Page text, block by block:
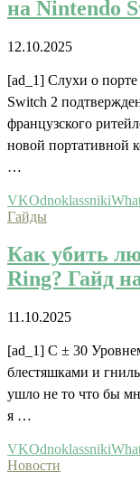
на Nintendo
12.10.2025
[ad_1] Слухи о порте
Switch 2
французского
новой портативной
…
VKOdnoklassniki
Гайды
Как убить
Ring? Гайд
11.10.2025
[ad_1] С ± 30
блестяшками и
ушло не то что бы
я …
VKOdnoklassniki
Новости